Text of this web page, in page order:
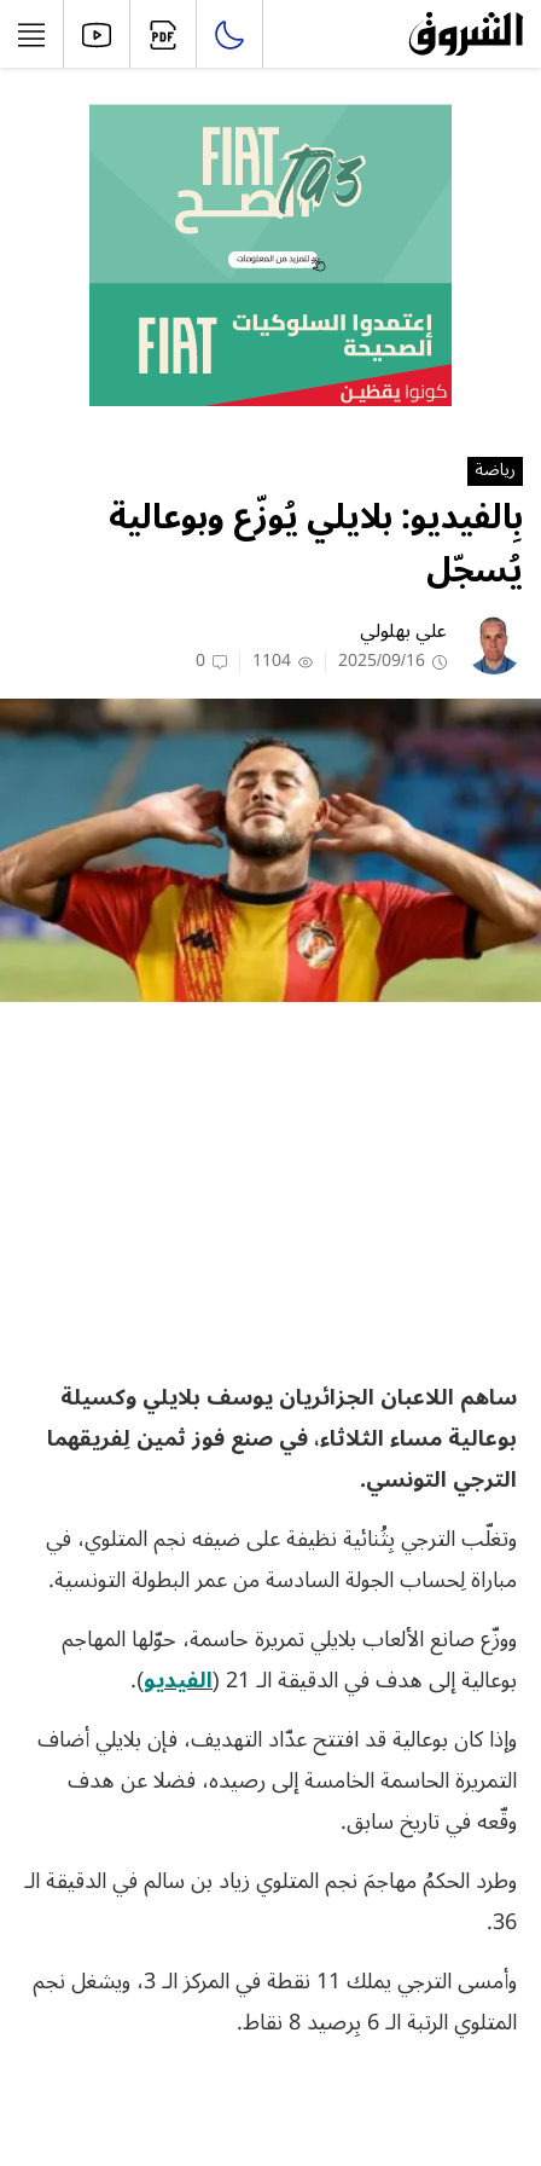
رياضة
بِالفيديو: بلايلي يُوزّع وبوعالية
يُسجّل
علي بهلولي
2025/09/16
1104
0
ساهم اللاعبان الجزائريان يوسف بلايلي وكسيلة
بوعالية مساء الثلاثاء، في صنع فوز ثمين لِفريقهما
الترجي التونسي.
وتغلّب الترجي بِثُنائية نظيفة على ضيفه نجم المتلوي، في
مباراة لِحساب الجولة السادسة من عمر البطولة التونسية.
ووزّع صانع الألعاب بلايلي تمريرة حاسمة، حوّلها المهاجم
بوعالية إلى هدف في الدقيقة الـ 21 (
الفيديو).
وإذا كان بوعالية قد افتتح عدّاد التهديف، فإن بلايلي أضاف
التمريرة الحاسمة الخامسة إلى رصيده، فضلا عن هدف
وقّعه في تاريخ سابق.
وطرد الحكمُ مهاجمَ نجم المتلوي زياد بن سالم في الدقيقة الـ
36.
وأمسى الترجي يملك 11 نقطة في المركز الـ 3، ويشغل نجم
المتلوي الرتبة الـ 6 بِرصيد 8 نقاط.